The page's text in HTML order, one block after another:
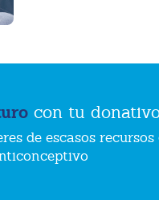
con tu
de escasos recursos